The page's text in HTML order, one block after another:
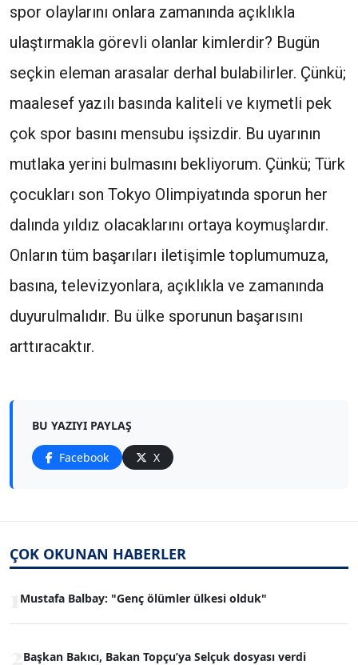
spor olaylarını onlara zamanında açıklıkla
ulaştırmakla görevli olanlar kimlerdir? Bugün
seçkin eleman arasalar derhal bulabilirler. Çünkü;
maalesef yazılı basında kaliteli ve kıymetli pek
çok spor basını mensubu işsizdir. Bu uyarının
mutlaka yerini bulmasını bekliyorum. Çünkü; Türk
çocukları son Tokyo Olimpiyatında sporun her
dalında yıldız olacaklarını ortaya koymuşlardır.
Onların tüm başarıları iletişimle toplumumuza,
basına, televizyonlara, açıklıkla ve zamanında
duyurulmalıdır. Bu ülke sporunun başarısını
arttıracaktır.
BU YAZIYI PAYLAŞ
Facebook X
ÇOK OKUNAN HABERLER
Mustafa Balbay: "Genç ölümler ülkesi olduk"
Başkan Bakıcı, Bakan Topçu’ya Selçuk dosyası verdi